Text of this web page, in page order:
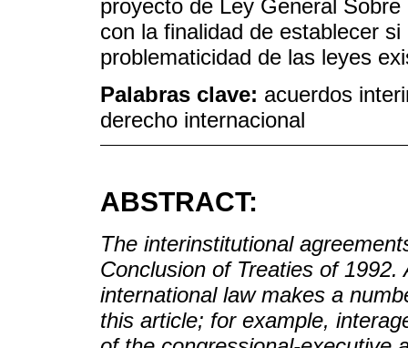
proyecto de Ley General
con la finalidad de establecer
problematicidad de las leyes
Palabras clave: acuerdos
derecho internacional
ABSTRACT:
The interinstitutional
Conclusion of Treaties of
international law makes a
this article; for example,